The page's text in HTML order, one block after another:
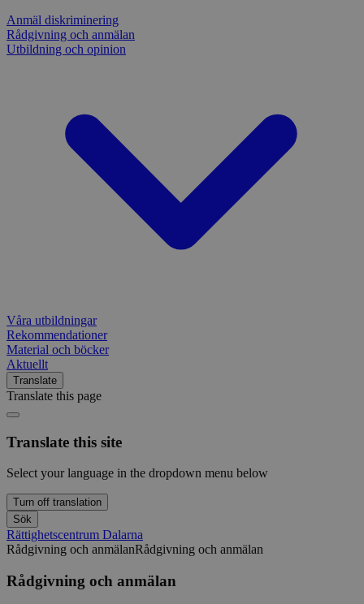
Anmäl diskriminering
Rådgivning och anmälan
Utbildning och opinion
Våra utbildningar
Rekommendationer
Material och böcker
Aktuellt
Translate
Translate this page
Translate this site
Select your language in the dropdown menu below
Turn off translation
Sök
Rättighetscentrum Dalarna
Rådgivning och anmälanRådgivning och anmälan
Rådgivning och anmälan